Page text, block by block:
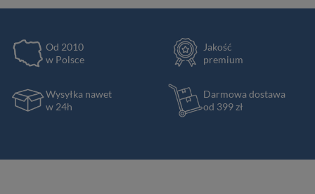
Od 2010
w Polsce
Jakość
premium
Wysyłka nawet
w 24h
Darmowa dostawa
od 399 zł